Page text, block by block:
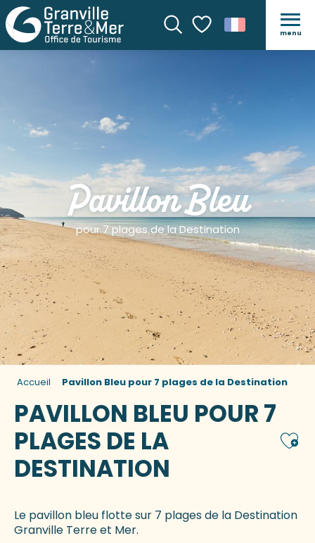
Recherche
Voir les favoris
menu
Pavillon Bleu
pour 7 plages de la Destination
Accueil Pavillon Bleu pour 7 plages de la Destination
PAVILLON BLEU POUR 7
PLAGES DE LA
DESTINATION
Le pavillon bleu flotte sur 7 plages de la Destination
Granville Terre et Mer.